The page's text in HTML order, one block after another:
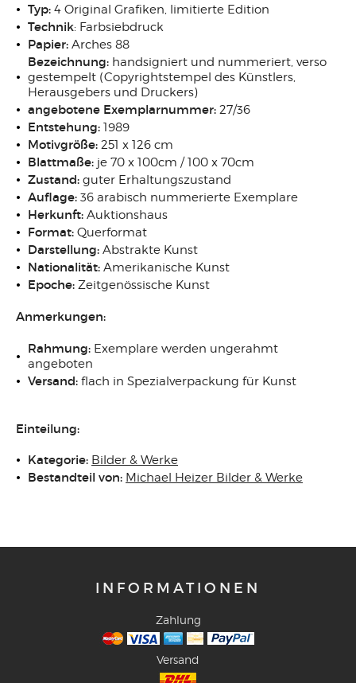
Typ: 4 Original Grafiken, limitierte Edition
Technik: Farbsiebdruck
Papier: Arches 88
Bezeichnung: handsigniert und nummeriert, verso
gestempelt (Copyrightstempel des Künstlers,
Herausgebers und Druckers)
angebotene Exemplarnummer: 27/36
Entstehung: 1989
Motivgröße: 251 x 126 cm
Blattmaße: je 70 x 100cm / 100 x 70cm
Zustand: guter Erhaltungszustand
Auflage: 36 arabisch nummerierte Exemplare
Herkunft: Auktionshaus
Format: Querformat
Darstellung: Abstrakte Kunst
Nationalität: Amerikanische Kunst
Epoche: Zeitgenössische Kunst
Anmerkungen:
Rahmung: Exemplare werden ungerahmt
angeboten
Versand: flach in Spezialverpackung für Kunst
Einteilung:
Kategorie: Bilder & Werke
Bestandteil von: Michael Heizer Bilder & Werke
INFORMATIONEN
Zahlung
Versand